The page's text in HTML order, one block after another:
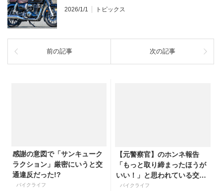
2026/1/1 トピックス
前の記事 次の記事
感謝の意図で「サンキューク
ラクション」厳密にいうと交
通違反だった!?
バイクライフ
【元警察官】のホンネ報告
「もっと取り締まったほうが
いい！」と思われている交通
違反5選 警察ガンバレ!?
バイクライフ